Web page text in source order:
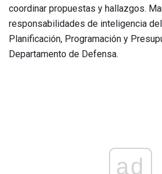
coordinar propuestas y hallazgos.
responsabilidades de inteligencia
Planificación, Programación y
Departamento de Defensa.
ad